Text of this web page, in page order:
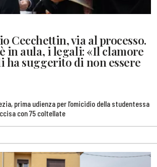
Cecchettin, via al processo.
in aula, i legali: «Il clamore
ha suggerito di non essere
prima udienza per l’omicidio della studentessa
con 75 coltellate